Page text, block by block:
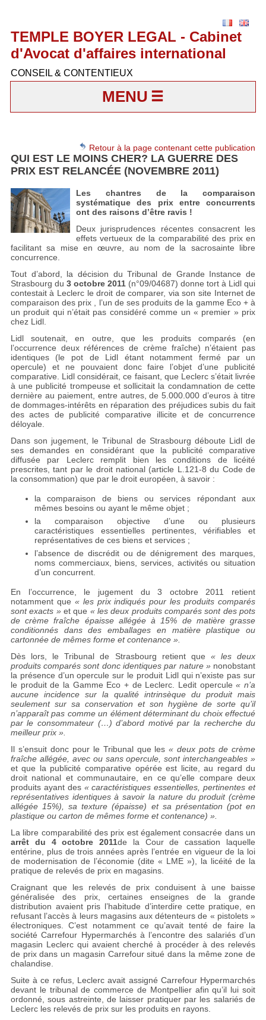
TEMPLE BOYER LEGAL - Cabinet
d'Avocat d'affaires international
CONSEIL & CONTENTIEUX
MENU
Retour à la page contenant cette publication
QUI EST LE MOINS CHER? LA GUERRE DES
PRIX EST RELANCÉE (NOVEMBRE 2011)
Les chantres de la comparaison
systématique des prix entre concurrents
ont des raisons d’être ravis !
Deux jurisprudences récentes consacrent les
effets vertueux de la comparabilité des prix en
facilitant sa mise en œuvre, au nom de la sacrosainte libre
concurrence.
Tout d’abord, la décision du Tribunal de Grande Instance de
Strasbourg du 3 octobre 2011(n°09/04687) donne tort à Lidl qui
contestait à Leclerc le droit de comparer, via son site Internet de
comparaison des prix , l’un de ses produits de la gamme Eco + à
un produit qui n’était pas considéré comme un « premier » prix
chez Lidl.
Lidl soutenait, en outre, que les produits comparés (en
l’occurrence deux références de crème fraîche) n’étaient pas
identiques (le pot de Lidl étant notamment fermé par un
opercule) et ne pouvaient donc faire l’objet d’une publicité
comparative. Lidl considérait, ce faisant, que Leclerc s’était livrée
à une publicité trompeuse et sollicitait la condamnation de cette
dernière au paiement, entre autres, de 5.000.000 d’euros à titre
de dommages-intérêts en réparation des préjudices subis du fait
des actes de publicité comparative illicite et de concurrence
déloyale.
Dans son jugement, le Tribunal de Strasbourg déboute Lidl de
ses demandes en considérant que la publicité comparative
diffusée par Leclerc remplit bien les conditions de licéité
prescrites, tant par le droit national (article L.121-8 du Code de
la consommation) que par le droit européen, à savoir :
la comparaison de biens ou services répondant aux
mêmes besoins ou ayant le même objet ;
la comparaison objective d’une ou plusieurs
caractéristiques essentielles pertinentes, vérifiables et
représentatives de ces biens et services ;
l’absence de discrédit ou de dénigrement des marques,
noms commerciaux, biens, services, activités ou situation
d’un concurrent.
En l’occurrence, le jugement du 3 octobre 2011 retient
notamment que « les prix indiqués pour les produits comparés
sont exacts » et que « les deux produits comparés sont des pots
de crème fraîche épaisse allégée à 15% de matière grasse
conditionnés dans des emballages en matière plastique ou
cartonnée de mêmes forme et contenance ».
Dès lors, le Tribunal de Strasbourg retient que « les deux
produits comparés sont donc identiques par nature »nonobstant
la présence d’un opercule sur le produit Lidl qui n’existe pas sur
le produit de la Gamme Eco + de Leclerc. Ledit opercule« n’a
aucune incidence sur la qualité intrinsèque du produit mais
seulement sur sa conservation et son hygiène de sorte qu’il
n’apparaît pas comme un élément déterminant du choix effectué
par le consommateur (…) d’abord motivé par la recherche du
meilleur prix ».
Il s’ensuit donc pour le Tribunal que les« deux pots de crème
fraîche allégée, avec ou sans opercule, sont interchangeables »
et que la publicité comparative opérée est licite, au regard du
droit national et communautaire, en ce qu’elle compare deux
produits ayant des « caractéristiques essentielles, pertinentes et
représentatives identiques à savoir la nature du produit (crème
allégée 15%), sa texture (épaisse) et sa présentation (pot en
plastique ou carton de mêmes forme et contenance) ».
La libre comparabilité des prix est également consacrée dans un
arrêt du 4 octobre 2011de la Cour de cassation laquelle
entérine, plus de trois années après l’entrée en vigueur de la loi
de modernisation de l’économie (dite « LME »), la licéité de la
pratique de relevés de prix en magasins.
Craignant que les relevés de prix conduisent à une baisse
généralisée des prix, certaines enseignes de la grande
distribution avaient pris l’habitude d’interdire cette pratique, en
refusant l’accès à leurs magasins aux détenteurs de « pistolets »
électroniques. C’est notamment ce qu’avait tenté de faire la
société Carrefour Hypermarchés à l’encontre des salariés d’un
magasin Leclerc qui avaient cherché à procéder à des relevés
de prix dans un magasin Carrefour situé dans la même zone de
chalandise.
Suite à ce refus, Leclerc avait assigné Carrefour Hypermarchés
devant le tribunal de commerce de Montpellier afin qu’il lui soit
ordonné, sous astreinte, de laisser pratiquer par les salariés de
Leclerc les relevés de prix sur les produits en rayons.